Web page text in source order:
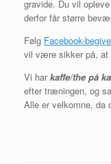
gravide. Du vil
derfor får større
Følg Facebook-
vil være sikker på, at
Vi harkaffe/the på
efter træningen, og
Alle er velkomne, da